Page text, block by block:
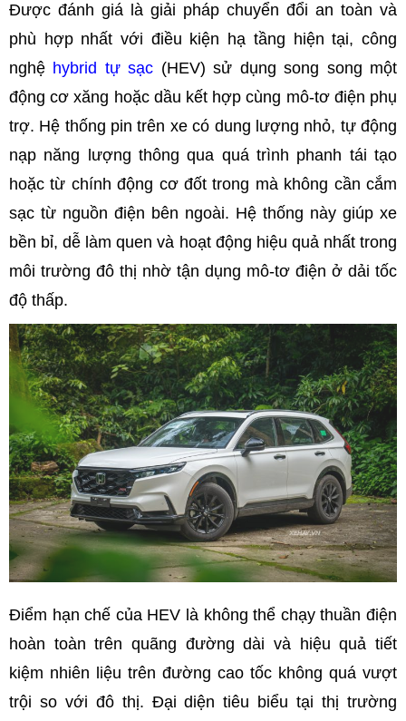
Được đánh giá là giải pháp chuyển đổi an toàn và
phù hợp nhất với điều kiện hạ tầng hiện tại, công
nghệ hybrid tự sạc (HEV) sử dụng song song một
động cơ xăng hoặc dầu kết hợp cùng mô-tơ điện phụ
trợ. Hệ thống pin trên xe có dung lượng nhỏ, tự động
nạp năng lượng thông qua quá trình phanh tái tạo
hoặc từ chính động cơ đốt trong mà không cần cắm
sạc từ nguồn điện bên ngoài. Hệ thống này giúp xe
bền bỉ, dễ làm quen và hoạt động hiệu quả nhất trong
môi trường đô thị nhờ tận dụng mô-tơ điện ở dải tốc
độ thấp.
Điểm hạn chế của HEV là không thể chạy thuần điện
hoàn toàn trên quãng đường dài và hiệu quả tiết
kiệm nhiên liệu trên đường cao tốc không quá vượt
trội so với đô thị. Đại diện tiêu biểu tại thị trường